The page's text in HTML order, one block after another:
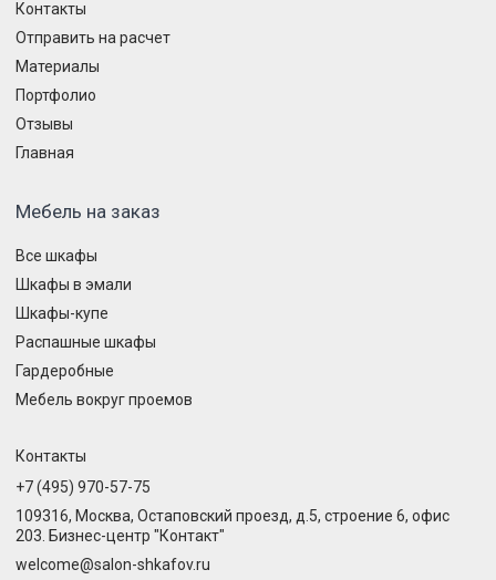
Контакты
Отправить на расчет
Материалы
Портфолио
Отзывы
Главная
Мебель на заказ
Все шкафы
Шкафы в эмали
Шкафы-купе
Распашные шкафы
Гардеробные
Мебель вокруг проемов
Контакты
+7 (495) 970-57-75
109316, Москва, Остаповский проезд, д.5, строение 6, офис
203. Бизнес-центр "Контакт"
welcome@salon-shkafov.ru